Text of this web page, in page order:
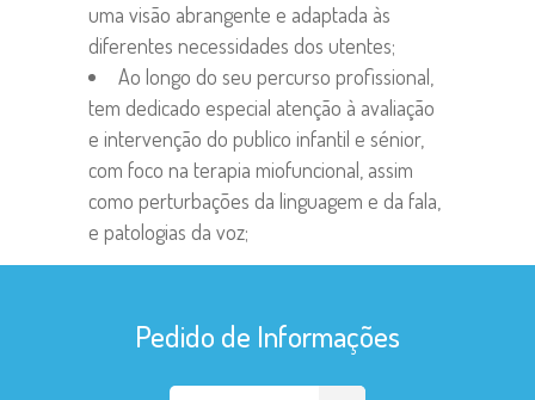
uma visão abrangente e adaptada às
diferentes necessidades dos utentes;
Ao longo do seu percurso profissional,
tem dedicado especial atenção à avaliação
e intervenção do publico infantil e sénior,
com foco na terapia miofuncional, assim
como perturbações da linguagem e da fala,
e patologias da voz;
Pedido de Informações